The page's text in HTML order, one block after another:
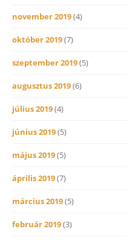
november 2019(4)
október 2019(7)
szeptember 2019(5)
augusztus 2019(6)
július 2019(4)
június 2019(5)
május 2019(5)
április 2019(7)
március 2019(5)
február 2019(3)